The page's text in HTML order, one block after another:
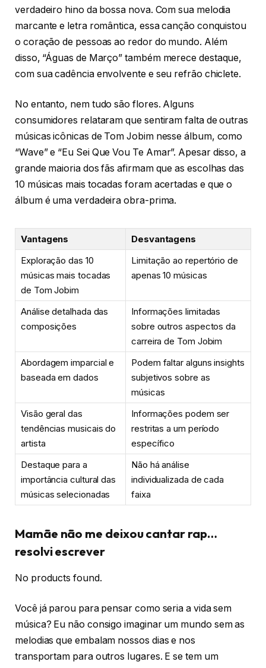
verdadeiro hino da bossa nova. Com sua melodia
marcante e letra romântica, essa canção conquistou
o coração de pessoas ao redor do mundo. Além
disso, “Águas de Março” também merece destaque,
com sua cadência envolvente e seu refrão chiclete.
No entanto, nem tudo são flores. Alguns
consumidores relataram que sentiram falta de outras
músicas icônicas de Tom Jobim nesse álbum, como
“Wave” e “Eu Sei Que Vou Te Amar”. Apesar disso, a
grande maioria dos fãs afirmam que as escolhas das
10 músicas mais tocadas foram acertadas e que o
álbum é uma verdadeira obra-prima.
Vantagens
Desvantagens
Exploração das 10
músicas mais tocadas
de Tom Jobim
Limitação ao repertório de
apenas 10 músicas
Análise detalhada das
composições
Informações limitadas
sobre outros aspectos da
carreira de Tom Jobim
Abordagem imparcial e
baseada em dados
Podem faltar alguns insights
subjetivos sobre as
músicas
Visão geral das
tendências musicais do
artista
Informações podem ser
restritas a um período
específico
Destaque para a
importância cultural das
músicas selecionadas
Não há análise
individualizada de cada
faixa
Mamãe não me deixou cantar rap…
resolvi escrever
No products found.
Você já parou para pensar como seria a vida sem
música? Eu não consigo imaginar um mundo sem as
melodias que embalam nossos dias e nos
transportam para outros lugares. E se tem um